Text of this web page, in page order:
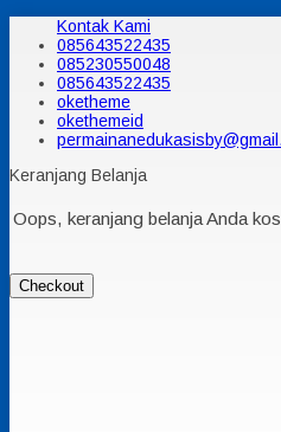
Kontak Kami
085643522435
085230550048
085643522435
oketheme
okethemeid
Keranjang Belanja
Oops, keranjang belanja Anda
Checkout